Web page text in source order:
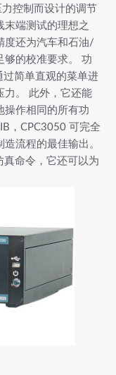
控制而设计的调节
末端测试的理想之
度还为汽车和石油/
够的校准要求。 功
简单直观的菜单进
力。 此外，它还能
操作相同的所有功
，CPC3050 可完全
流程的最佳输出。
真命令，它还可以为